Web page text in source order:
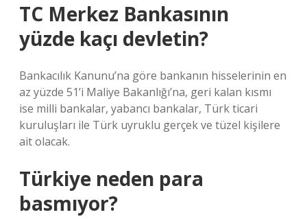
TC Merkez Bankasının
yüzde kaçı devletin?
Bankacılık Kanunu’na göre bankanın hisselerinin en
az yüzde 51’i Maliye Bakanlığı’na, geri kalan kısmı
ise milli bankalar, yabancı bankalar, Türk ticari
kuruluşları ile Türk uyruklu gerçek ve tüzel kişilere
ait olacak.
Türkiye neden para
basmıyor?